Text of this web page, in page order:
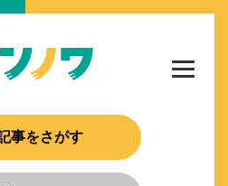
事をさがす